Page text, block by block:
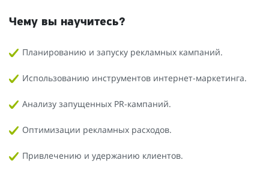
Чему вы научитесь?
Планированию и запуску рекламных кампаний.
Использованию инструментов интернет-маркетинга.
Анализу запущенных PR-кампаний.
Оптимизации рекламных расходов.
Привлечению и удержанию клиентов.